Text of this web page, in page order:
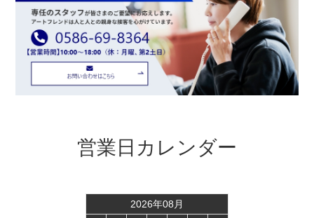
営業日カレンダー
2026年08月